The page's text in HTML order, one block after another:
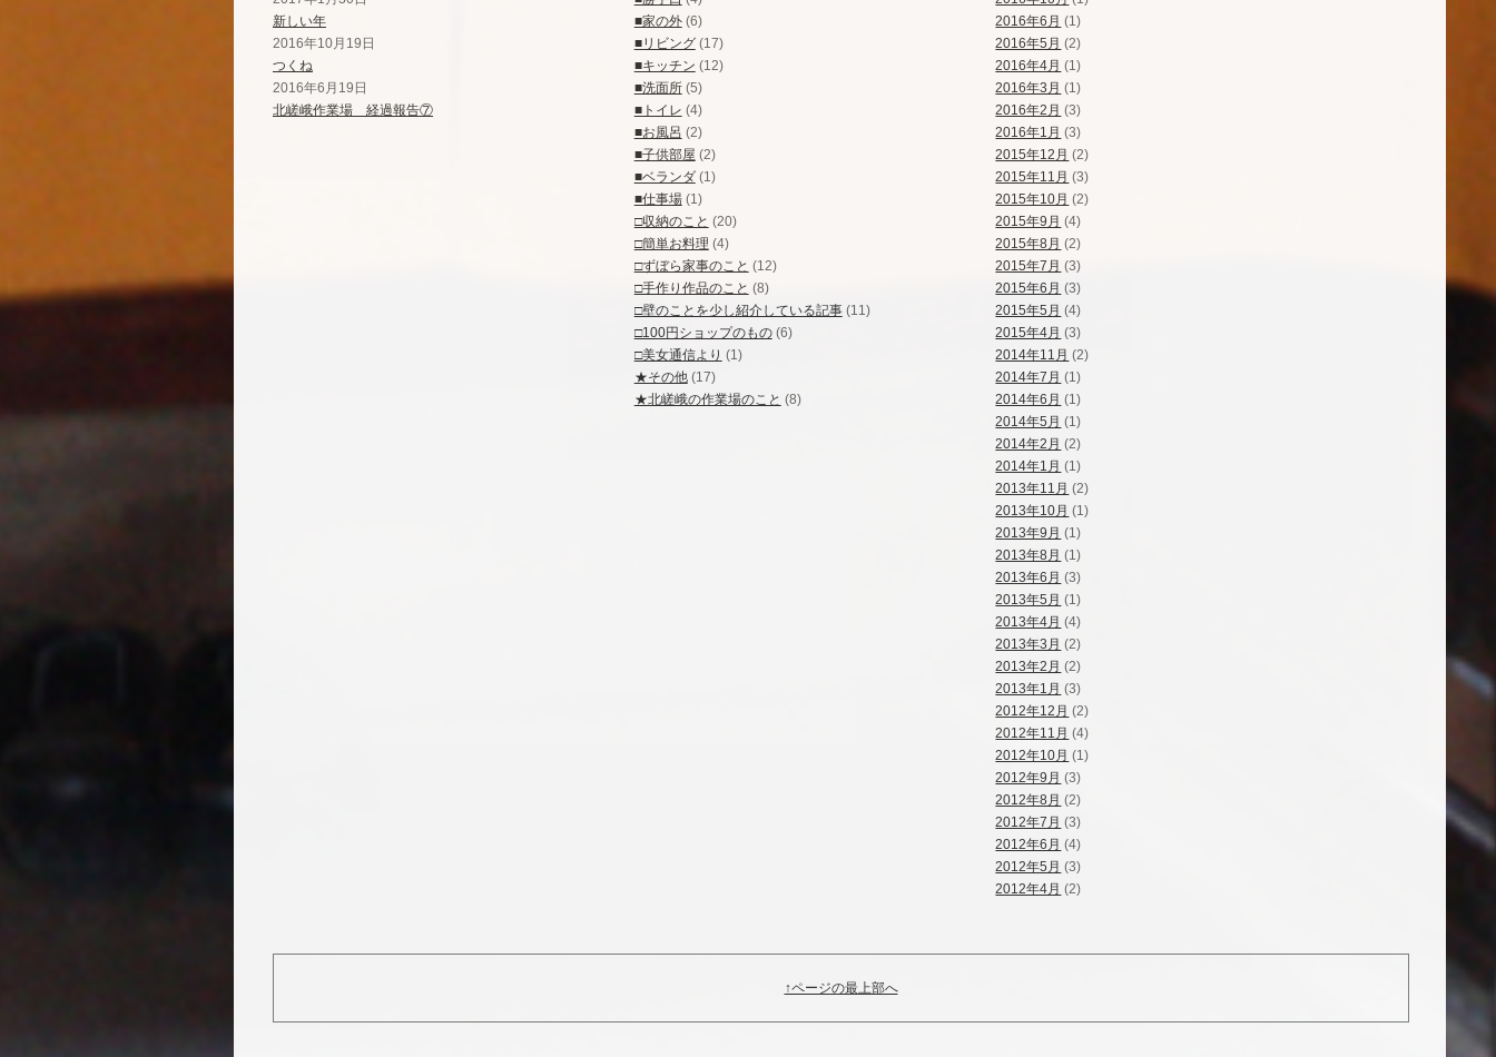
新しい年
2016年10月19日
つくね
2016年6月19日
北嵯峨作業場 経過報告⑦
■家の外(6)
■リビング(17)
■キッチン (12)
■洗面所(5)
■トイレ (4)
■お風呂 (2)
■子供部屋 (2)
■ベランダ(1)
■仕事場(1)
□収納のこと (20)
□簡単お料理 (4)
□ずぼら家事のこと (12)
□手作り作品のこと (8)
□壁のことを少し紹介している記事(11)
□100円ショップのもの(6)
□美女通信より (1)
★その他(17)
★北嵯峨の作業場のこと (8)
2016年6月 (1)
2016年5月 (2)
2016年4月 (1)
2016年3月 (1)
2016年2月 (3)
2016年1月 (3)
2015年12月 (2)
2015年11月 (3)
2015年10月 (2)
2015年9月 (4)
2015年8月 (2)
2015年7月 (3)
2015年6月 (3)
2015年5月 (4)
2015年4月 (3)
2014年11月 (2)
2014年7月 (1)
2014年6月 (1)
2014年5月 (1)
2014年2月 (2)
2014年1月 (1)
2013年11月 (2)
2013年10月 (1)
2013年9月 (1)
2013年8月 (1)
2013年6月 (3)
2013年5月 (1)
2013年4月 (4)
2013年3月 (2)
2013年2月 (2)
2013年1月 (3)
2012年12月 (2)
2012年11月 (4)
2012年10月 (1)
2012年9月 (3)
2012年8月 (2)
2012年7月 (3)
2012年6月 (4)
2012年5月 (3)
2012年4月 (2)
↑ページの最上部へ